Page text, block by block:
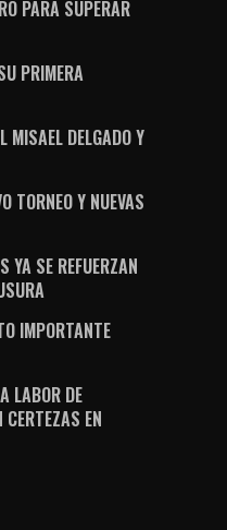
PARA SUPERAR
PRIMERA
MISAEL DELGADO Y
TORNEO Y NUEVAS
YA SE REFUERZAN
IMPORTANTE
LABOR DE
EN